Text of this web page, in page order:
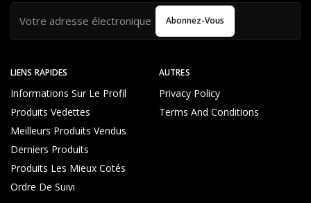
LIENS RAPIDES
Informations Sur Le Profil
Produits Vedettes
Meilleurs Produits Vendus
Derniers Produits
Produits Les Mieux Cotés
Ordre De Suivi
AUTRES
Privacy Policy
Terms And Conditions
Abonnez-Vous